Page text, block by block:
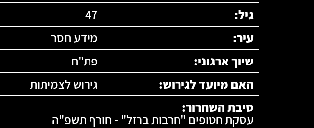
גיל:
47
עיר:
מידע חסר
שיוך ארגוני:
פת"ח
האם מיועד לגירוש:
גירוש לצמיתות
סיבת השחרור:
עסקת חטופים "חרבות ברזל" - חורף תשפ"ה